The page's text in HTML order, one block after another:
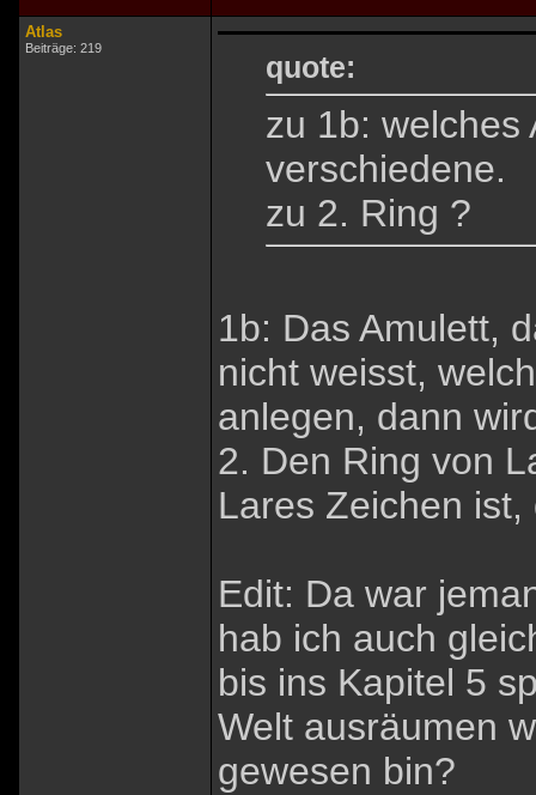
Atlas
Beiträge: 219
quote:
zu 1b: welches
verschiedene.
zu 2. Ring ?
1b: Das Amulett,
nicht weisst,
anlegen, dann
2. Den Ring von
Lares Zeichen
Edit: Da war
hab ich auch
bis ins Kapitel 5
Welt ausräumen
gewesen bin?